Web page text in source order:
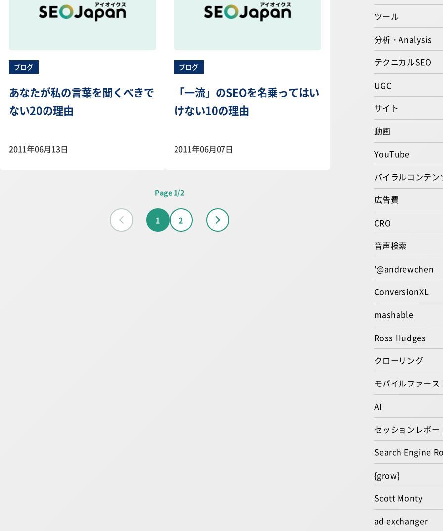
ブログ
あなたが私の言葉を聞くべきで
ない20の理由
2011年06月13日
ブログ
「一流」のSEOを名乗ってはい
けない10の理由
2011年06月07日
Page 1/2
1 2
ツール
分析・Analysis
テクニカルSEO
UGC
サイト
動画
YouTube
バイラルコンテン
広告費
CRO
音声検索
'@andrewchen
ConversionXL
mashable
Ross Hudges
クローリング
モバイルファー
AI
セッションレポー
Search Engine
{grow}
Scott Monty
ad exchanger